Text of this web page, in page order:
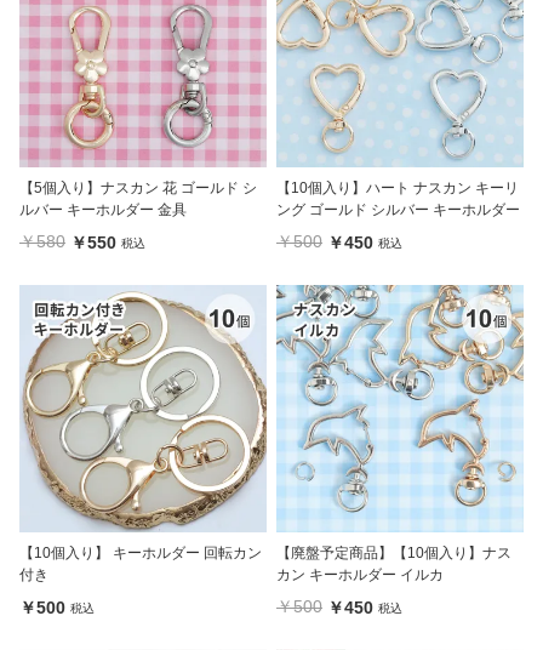
【5個入り】ナスカン 花 ゴールド シ
ルバー キーホルダー 金具
￥580 ￥550 税込
【10個入り】ハート ナスカン キーリ
ング ゴールド シルバー キーホルダー
￥500 ￥450 税込
【10個入り】 キーホルダー 回転カン
付き
￥500 税込
【廃盤予定商品】【10個入り】ナス
カン キーホルダー イルカ
￥500 ￥450 税込